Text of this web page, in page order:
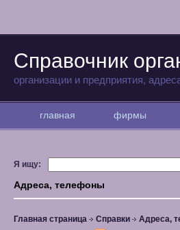
Справочник
организации и предприятия,
главная фирмы
Я ищу:
Адреса, телефоны
Главная страница Справки Адреса,